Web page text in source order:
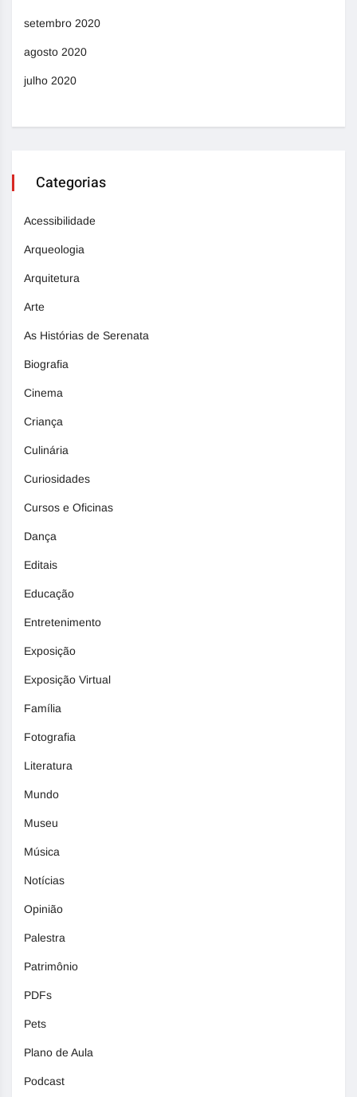
setembro 2020
agosto 2020
julho 2020
Categorias
Acessibilidade
Arqueologia
Arquitetura
Arte
As Histórias de Serenata
Biografia
Cinema
Criança
Culinária
Curiosidades
Cursos e Oficinas
Dança
Editais
Educação
Entretenimento
Exposição
Exposição Virtual
Família
Fotografia
Literatura
Mundo
Museu
Música
Notícias
Opinião
Palestra
Patrimônio
PDFs
Pets
Plano de Aula
Podcast